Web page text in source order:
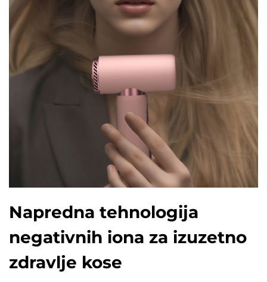
Napredna tehnologija
negativnih iona za izuzetno
zdravlje kose